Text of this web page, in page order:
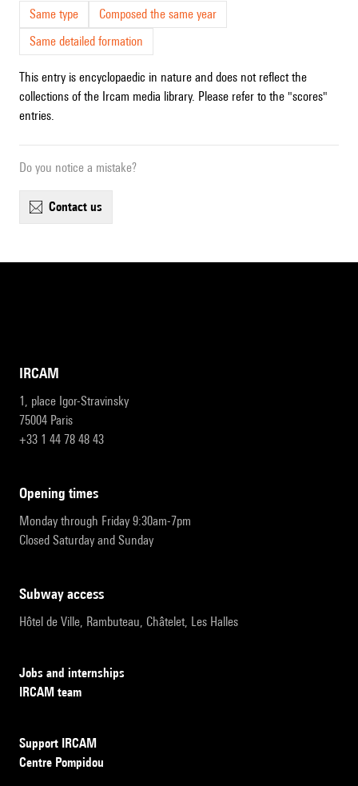
Same type
Composed the same year
Same detailed formation
This entry is encyclopaedic in nature and does not reflect the
collections of the Ircam media library. Please refer to the "scores"
entries.
Do you notice a mistake?
contact us
IRCAM
1, place Igor-Stravinsky
75004 Paris
+33 1 44 78 48 43
opening times
Monday through Friday 9:30am-7pm
Closed Saturday and Sunday
subway access
Hôtel de Ville, Rambuteau, Châtelet, Les Halles
Jobs and internships
IRCAM team
Support IRCAM
Centre Pompidou